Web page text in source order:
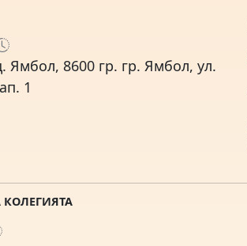
8600 гр. гр. Ямбол, ул.
1